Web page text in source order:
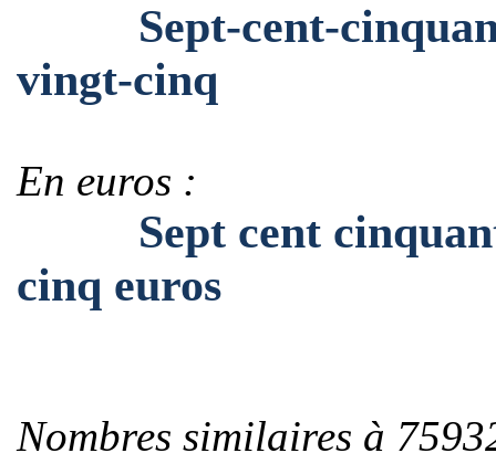
Sept-cent-
vingt-cinq
En euros :
Sept cent
cinq euros
Nombres similaires à